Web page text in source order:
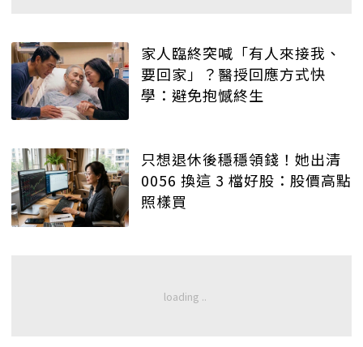
家人臨終突喊「有人來接我、
要回家」？醫授回應方式快
學：避免抱憾終生
只想退休後穩穩領錢！她出清
0056 換這 3 檔好股：股價高點
照樣買